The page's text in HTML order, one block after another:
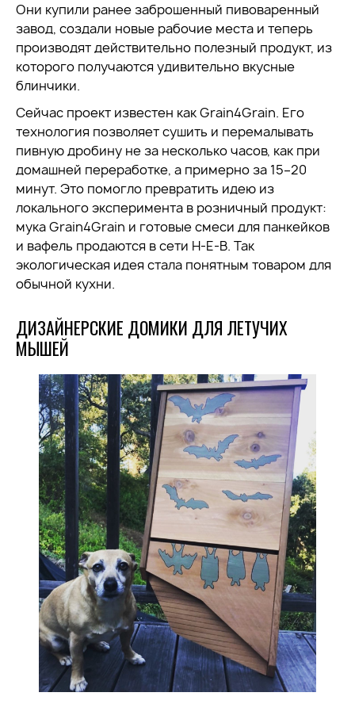
Они купили ранее заброшенный пивоваренный
завод, создали новые рабочие места и теперь
производят действительно полезный продукт, из
которого получаются удивительно вкусные
блинчики.
Сейчас проект известен как Grain4Grain. Его
технология позволяет сушить и перемалывать
пивную дробину не за несколько часов, как при
домашней переработке, а примерно за 15–20
минут. Это помогло превратить идею из
локального эксперимента в розничный продукт:
мука Grain4Grain и готовые смеси для панкейков
и вафель продаются в сети H-E-B. Так
экологическая идея стала понятным товаром для
обычной кухни.
ДИЗАЙНЕРСКИЕ ДОМИКИ ДЛЯ ЛЕТУЧИХ
МЫШЕЙ